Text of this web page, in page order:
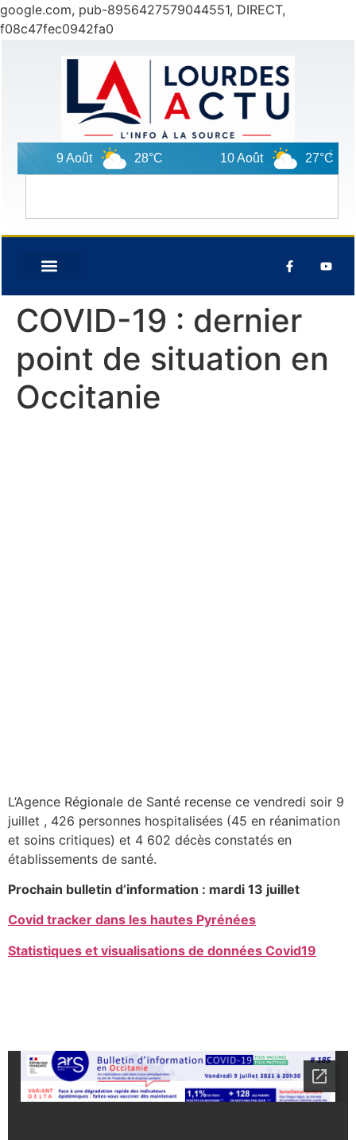
google.com, pub-8956427579044551, DIRECT,
f08c47fec0942fa0
9 Août 28°C 10 Août 27°C
COVID-19 : dernier
point de situation en
Occitanie
L’Agence Régionale de Santé recense ce vendredi soir 9
juillet , 426 personnes hospitalisées (45 en réanimation
et soins critiques) et 4 602 décès constatés en
établissements de santé.
Prochain bulletin d’information : mardi 13 juillet
Covid tracker dans les hautes Pyrénées
Statistiques et visualisations de données Covid19